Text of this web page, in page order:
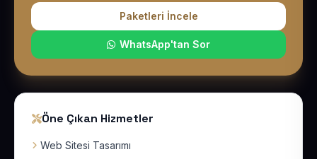
Paketleri İncele
WhatsApp'tan Sor
Öne Çıkan Hizmetler
Web Sitesi Tasarımı